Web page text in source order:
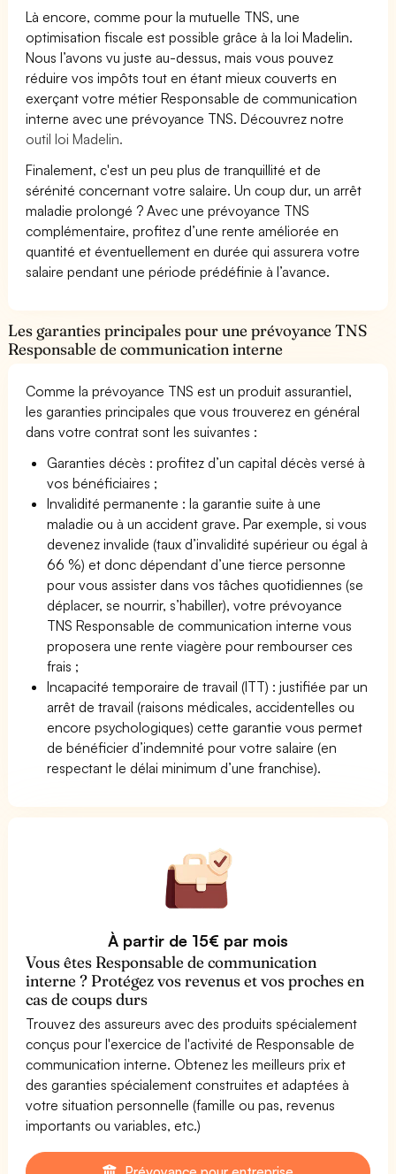
Là encore, comme pour la mutuelle TNS, une
optimisation fiscale est possible grâce à la loi Madelin.
Nous l’avons vu juste au-dessus, mais vous pouvez
réduire vos impôts tout en étant mieux couverts en
exerçant votre métier Responsable de communication
interne avec une prévoyance TNS. Découvrez notre
outil loi Madelin.
Finalement, c'est un peu plus de tranquillité et de
sérénité concernant votre salaire. Un coup dur, un arrêt
maladie prolongé ? Avec une prévoyance TNS
complémentaire, profitez d’une rente améliorée en
quantité et éventuellement en durée qui assurera votre
salaire pendant une période prédéfinie à l’avance.
Les garanties principales pour une prévoyance TNS
Responsable de communication interne
Comme la prévoyance TNS est un produit assurantiel,
les garanties principales que vous trouverez en général
dans votre contrat sont les suivantes :
Garanties décès : profitez d’un capital décès versé à
vos bénéficiaires ;
Invalidité permanente : la garantie suite à une
maladie ou à un accident grave. Par exemple, si vous
devenez invalide (taux d’invalidité supérieur ou égal à
66 %) et donc dépendant d’une tierce personne
pour vous assister dans vos tâches quotidiennes (se
déplacer, se nourrir, s’habiller), votre prévoyance
TNS Responsable de communication interne vous
proposera une rente viagère pour rembourser ces
frais ;
Incapacité temporaire de travail (ITT) : justifiée par un
arrêt de travail (raisons médicales, accidentelles ou
encore psychologiques) cette garantie vous permet
de bénéficier d’indemnité pour votre salaire (en
respectant le délai minimum d’une franchise).
À partir de 15€ par mois
Vous êtes Responsable de communication
interne ? Protégez vos revenus et vos proches en
cas de coups durs
Trouvez des assureurs avec des produits spécialement
conçus pour l'exercice de l'activité de Responsable de
communication interne. Obtenez les meilleurs prix et
des garanties spécialement construites et adaptées à
votre situation personnelle (famille ou pas, revenus
importants ou variables, etc.)